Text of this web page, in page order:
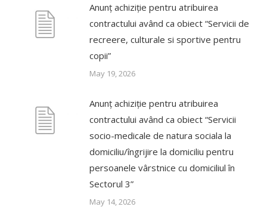
Anunț achiziție pentru atribuirea
contractului având ca obiect “Servicii de
recreere, culturale si sportive pentru
copii”
May 19, 2026
Anunț achiziție pentru atribuirea
contractului având ca obiect “Servicii
socio-medicale de natura sociala la
domiciliu/îngrijire la domiciliu pentru
persoanele vârstnice cu domiciliul în
Sectorul 3”
May 14, 2026